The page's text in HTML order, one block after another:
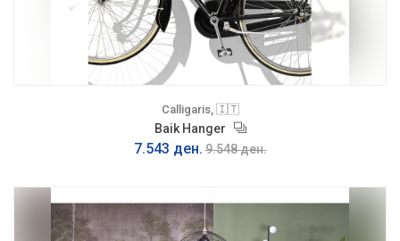
Calligaris, 🇮🇹
Baik Hanger
7.543 ден. 9.548 ден.